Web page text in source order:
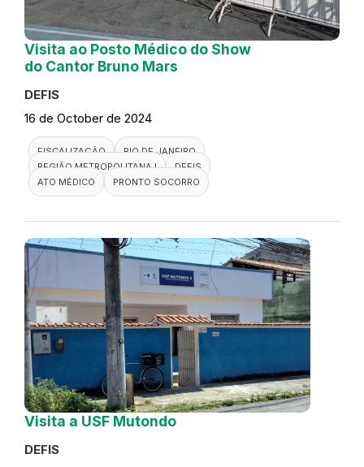
Visita ao Posto Médico do Show
do Cantor Bruno Mars
DEFIS
16 de October de 2024
FISCALIZAÇÃO
RIO DE JANEIRO
REGIÃO METROPOLITANA I
DEFIS
ATO MÉDICO
PRONTO SOCORRO
Visita a USF Mutondo
DEFIS